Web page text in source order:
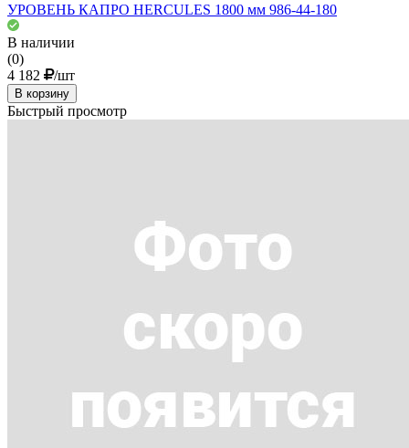
УРОВЕНЬ КАПРО HERCULES 1800 мм 986-44-180
В наличии
(0)
4 182
/шт
В корзину
Быстрый просмотр